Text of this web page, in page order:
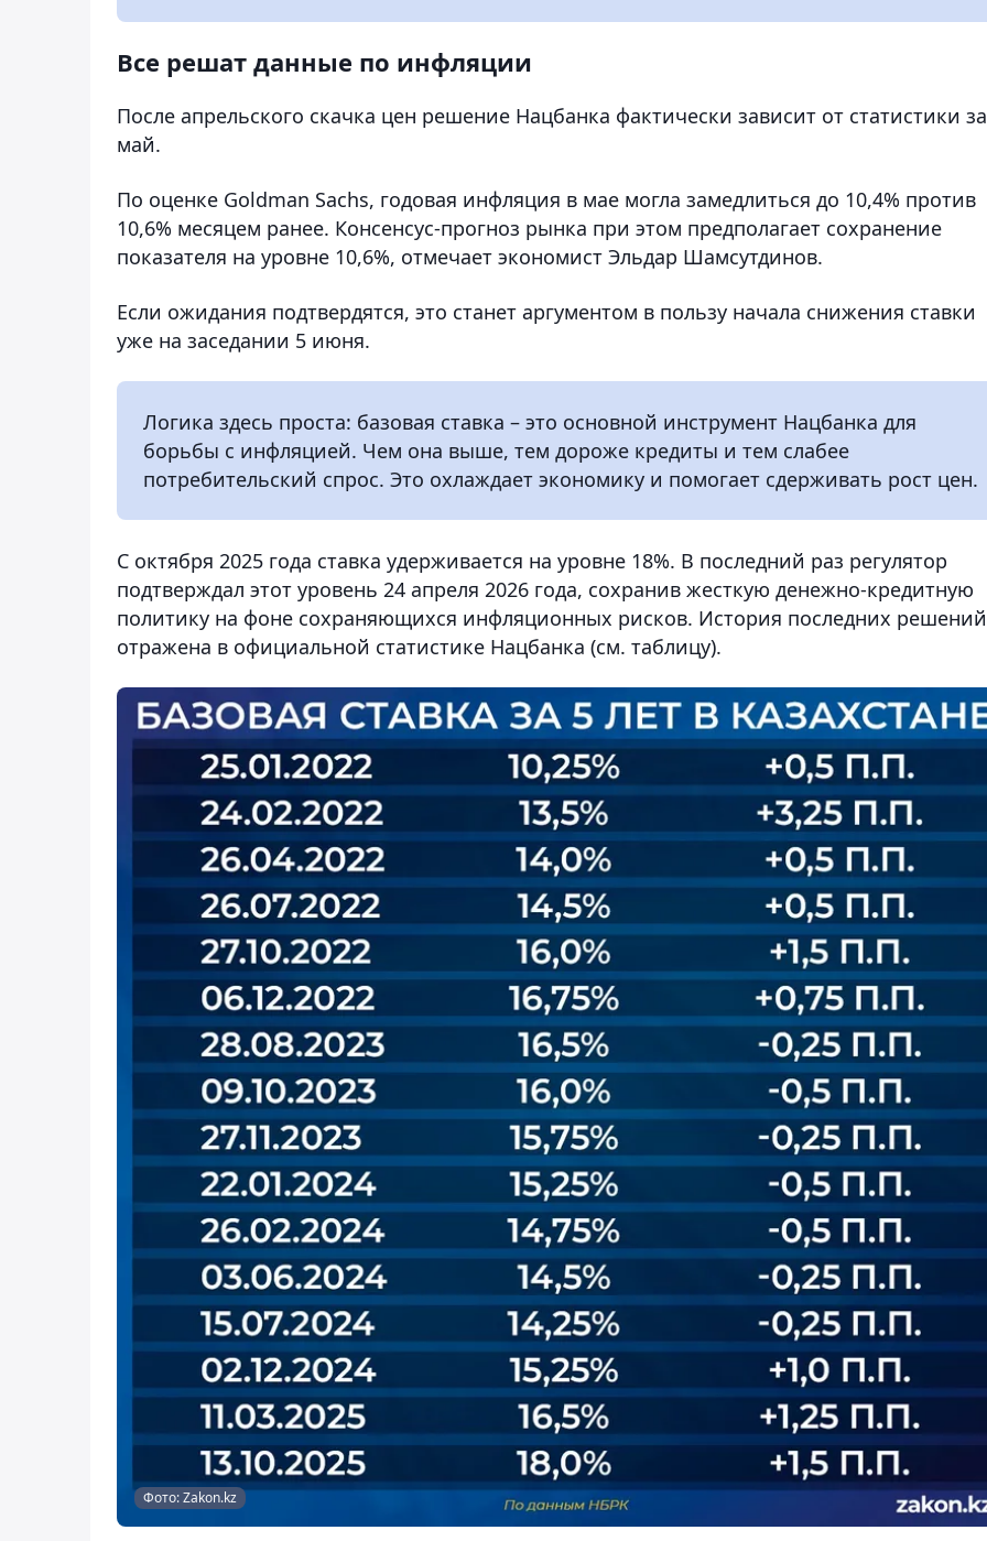
Все решат данные по инфляции
После апрельского скачка цен решение Нацбанка фактически зависит от статистики за
май.
По оценке Goldman Sachs, годовая инфляция в мае могла замедлиться до 10,4% против
10,6% месяцем ранее. Консенсус-прогноз рынка при этом предполагает сохранение
показателя на уровне 10,6%, отмечает экономист Эльдар Шамсутдинов.
Если ожидания подтвердятся, это станет аргументом в пользу начала снижения ставки
уже на заседании 5 июня.
Логика здесь проста: базовая ставка – это основной инструмент Нацбанка для
борьбы с инфляцией. Чем она выше, тем дороже кредиты и тем слабее
потребительский спрос. Это охлаждает экономику и помогает сдерживать рост цен.
С октября 2025 года ставка удерживается на уровне 18%. В последний раз регулятор
подтверждал этот уровень 24 апреля 2026 года, сохранив жесткую денежно-кредитную
политику на фоне сохраняющихся инфляционных рисков. История последних решений
отражена в официальной статистике Нацбанка (см. таблицу).
Фото: Zakon.kz